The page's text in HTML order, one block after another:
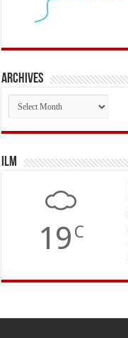
Archives
Archives
Ilm
19 C